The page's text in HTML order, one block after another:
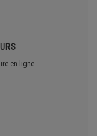
en ligne